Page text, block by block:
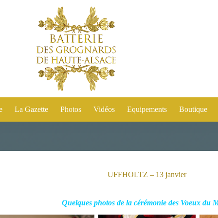
La Gazette Photos Vidéos Equipements Boutique
UFFHOLTZ – 13 janvier
Quelques photos de la cérémonie des Voeux du